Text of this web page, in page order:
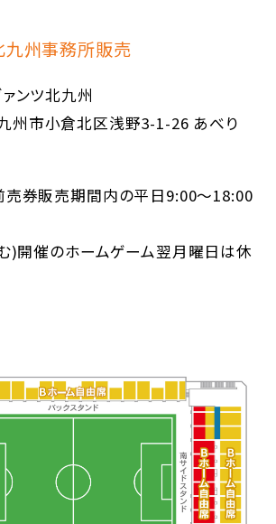
九州事務所販売
ンツ北九州
州市小倉北区浅野3-1-26 あべり
券販売期間内の平日9:00～18:00
開催のホームゲーム翌月曜日は休